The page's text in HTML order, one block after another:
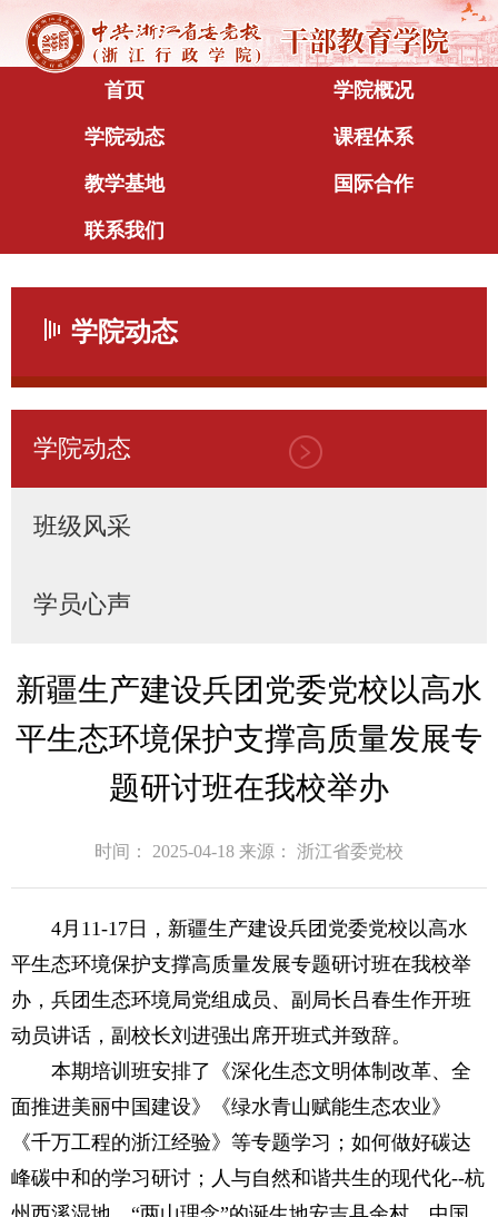
首页 学院概况
学院动态 课程体系
教学基地 国际合作
联系我们
学院动态
学院动态
班级风采
学员心声
新疆生产建设兵团党委党校以高水
平生态环境保护支撑高质量发展专
题研讨班在我校举办
时间： 2025-04-18 来源： 浙江省委党校
4月11-17日，新疆生产建设兵团党委党校以高水
平生态环境保护支撑高质量发展专题研讨班在我校举
办，兵团生态环境局党组成员、副局长吕春生作开班
动员讲话，副校长刘进强出席开班式并致辞。
本期培训班安排了《深化生态文明体制改革、全
面推进美丽中国建设》《绿水青山赋能生态农业》
《千万工程的浙江经验》等专题学习；如何做好碳达
峰碳中和的学习研讨；人与自然和谐共生的现代化--杭